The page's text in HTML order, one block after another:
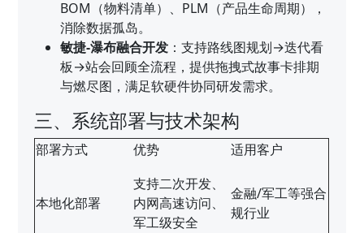
BOM（物料清单）、PLM（产品生命周期），
消除数据孤岛。
敏捷-瀑布融合开发 ：支持路线图规划→迭代看
板→站会回顾全流程，提供拖拽式故事卡排期
与燃尽图，满足软硬件协同研发需求。
三、系统部署与技术架构
部署方式 优势 适用客户
本地化部署
支持二次开发、
内网高速访问、
军工级安全
金融/军工等强合
规行业